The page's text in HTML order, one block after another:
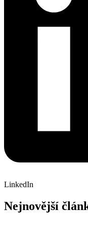
LinkedIn
Nejnovější